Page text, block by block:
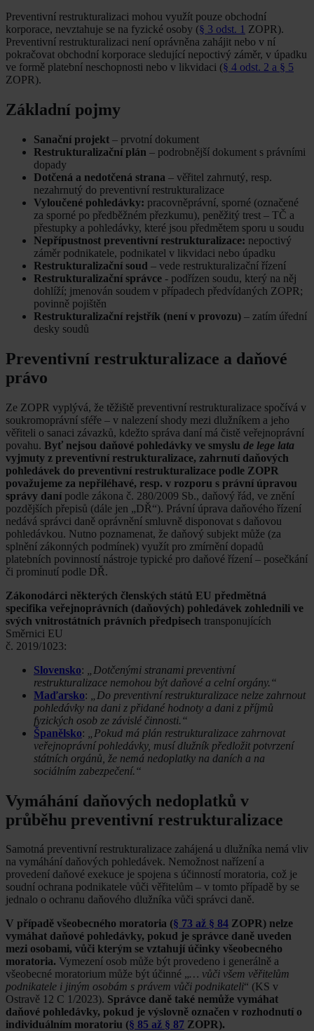
Preventivní restrukturalizaci mohou využít pouze obchodní
korporace, nevztahuje se na fyzické osoby (§ 3 odst. 1 ZOPR).
Preventivní restrukturalizaci není oprávněna zahájit nebo v ní
pokračovat obchodní korporace sledující nepoctivý záměr, v úpadku
ve formě platební neschopnosti nebo v likvidaci (§ 4 odst. 2 a § 5
ZOPR).
Základní pojmy
Sanační projekt – prvotní dokument
Restrukturalizační plán – podrobnější dokument s právními
dopady
Dotčená a nedotčená strana – věřitel zahrnutý, resp.
nezahrnutý do preventivní restrukturalizace
Vyloučené pohledávky: pracovněprávní, sporné (označené
za sporné po předběžném přezkumu), peněžitý trest – TČ a
přestupky a pohledávky, které jsou předmětem sporu u soudu
Nepřípustnost preventivní restrukturalizace: nepoctivý
záměr podnikatele, podnikatel v likvidaci nebo úpadku
Restrukturalizační soud – vede restrukturalizační řízení
Restrukturalizační správce - podřízen soudu, který na něj
dohlíží; jmenován soudem v případech předvídaných ZOPR;
povinně pojištěn
Restrukturalizační rejstřík (není v provozu) – zatím úřední
desky soudů
Preventivní restrukturalizace a daňové
právo
Ze ZOPR vyplývá, že těžiště preventivní restrukturalizace spočívá v
soukromoprávní sféře – v nalezení shody mezi dlužníkem a jeho
věřiteli o sanaci závazků, kdežto správa daní má čistě veřejnoprávní
povahu. Byť nejsou daňové pohledávky ve smyslu de lege lata
vyjmuty z preventivní restrukturalizace, zahrnutí daňových
pohledávek do preventivní restrukturalizace podle ZOPR
považujeme za nepřiléhavé, resp. v rozporu s právní úpravou
správy daní podle zákona č. 280/2009 Sb., daňový řád, ve znění
pozdějších přepisů (dále jen „DŘ“). Právní úprava daňového řízení
nedává správci daně oprávnění smluvně disponovat s daňovou
pohledávkou. Nutno poznamenat, že daňový subjekt může (za
splnění zákonných podmínek) využít pro zmírnění dopadů
platebních povinností nástroje typické pro daňové řízení – posečkání
či prominutí podle DŘ.
Zákonodárci některých členských států EU předmětná
specifika veřejnoprávních (daňových) pohledávek zohlednili ve
svých vnitrostátních právních předpisech transponujících
Směrnici EU
č. 2019/1023:
Slovensko:
„Dotčenými stranami preventivní
restrukturalizace nemohou být daňové a celní orgány.“
Maďarsko:
„Do preventivní restrukturalizace nelze zahrnout
pohledávky na dani z přidané hodnoty a dani z příjmů
fyzických osob ze závislé činnosti.“
Španělsko:
„Pokud má plán restrukturalizace zahrnovat
veřejnoprávní pohledávky, musí dlužník předložit potvrzení
státních orgánů, že nemá nedoplatky na daních a na
sociálním zabezpečení.“
Vymáhání daňových nedoplatků v
průběhu preventivní restrukturalizace
Samotná preventivní restrukturalizace zahájená u dlužníka nemá vliv
na vymáhání daňových pohledávek. Nemožnost nařízení a
provedení daňové exekuce je spojena s účinností moratoria, což je
soudní ochrana podnikatele vůči věřitelům – v tomto případě by se
jednalo o ochranu daňového dlužníka vůči správci daně.
V případě všeobecného moratoria (§ 73 až § 84 ZOPR) nelze
vymáhat daňové pohledávky, pokud je správce daně uveden
mezi osobami, vůči kterým se vztahují účinky všeobecného
moratoria. Vymezení osob může být provedeno i generálně a
všeobecné moratorium může být účinné „… vůči všem věřitelům
podnikatele i jiným osobám s právem vůči podnikateli“ (KS v
Ostravě 12 C 1/2023). Správce daně také nemůže vymáhat
daňové pohledávky, pokud je výslovně označen v rozhodnutí o
individuálním moratoriu (§ 85 až § 87 ZOPR).